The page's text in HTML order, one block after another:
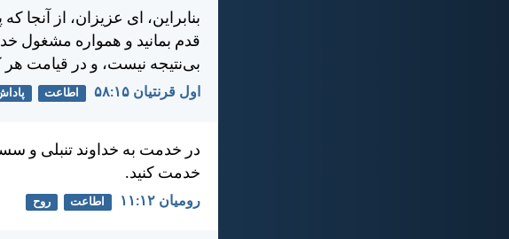
بنابراين، ای عزيزان، از
قدم بمانيد و همواره مشغول
بی‌نتيجه نيست، و در قيامت
اول قرنتیان ۱۵:‏۵۸ اطاعت
در خدمت به خداوند تنبلی و
خدمت كنيد.
رومیان ۱۲:‏۱۱ اطاعت روح